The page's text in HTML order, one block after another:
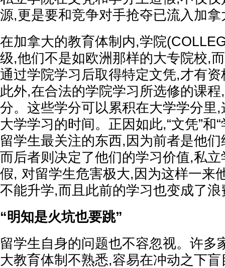
源,更是要和竞争对手抢夺已流入加
在加拿大的教育体制内,学院
级,他们不是如欧洲那样的大专院校,
通过学院学习后取得特定文凭,才有
此外,在合法的学院学习所选修的课
分。这些学分可以累积在大学学分里
大学学习的时间。正因如此,“文凭”和
留学生最关注的东西,因为前者是他
而后者则决定了他们的学习价值,私
假, 对留学生危害极大,因为这样一来
不能升学,而且此前的学习也变成了浪
“明知是火坑也要跳”
留学生自身的问题也不容忽视。许多
大教育体制不熟悉,容易在冲动之下